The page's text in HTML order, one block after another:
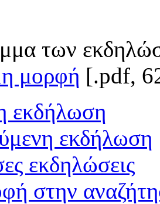
των
μορφή [.pdf,
εκδήλωση
εκδήλωση
εκδηλώσεις
στην